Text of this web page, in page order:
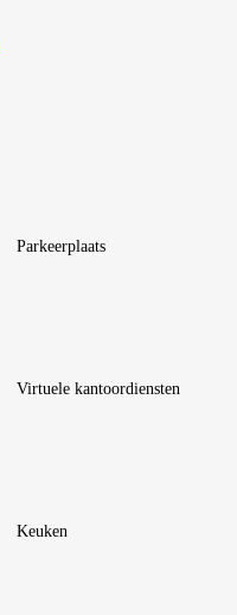
Parkeerplaats
Virtuele kantoordiensten
Keuken